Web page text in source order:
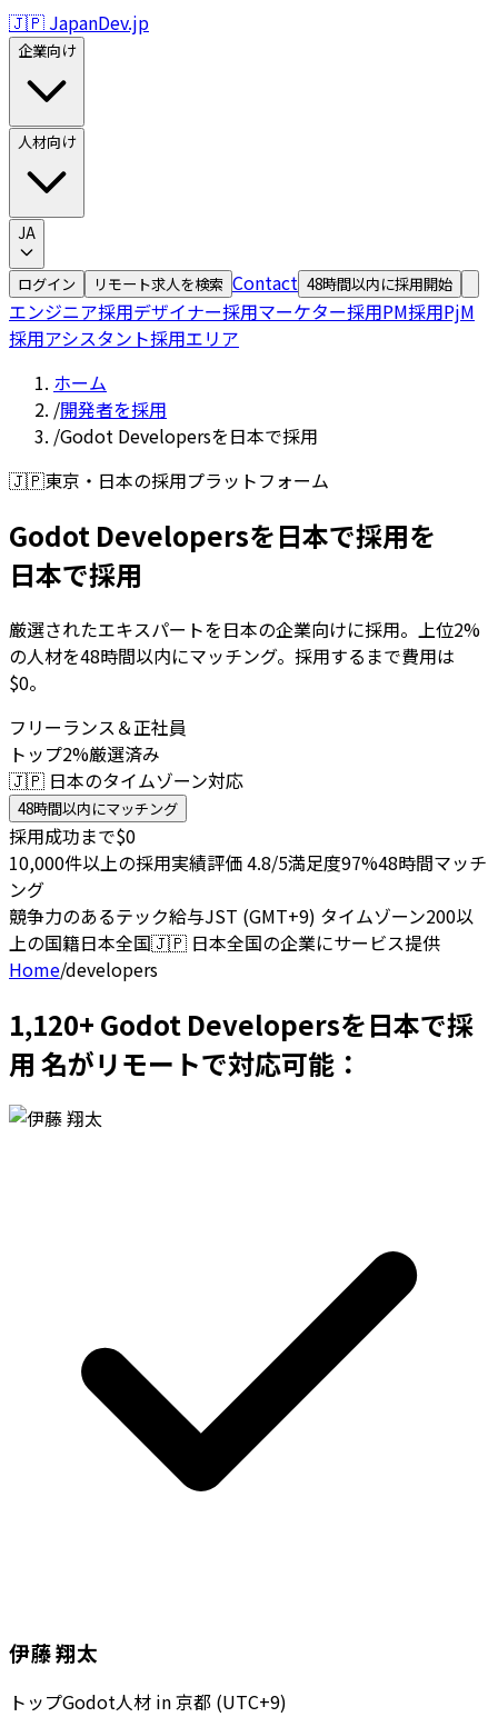
🇯🇵 JapanDev.jp
企業向け
人材向け
JA
ログイン リモート求人を検索 Contact 48時間以内に採用開始
エンジニア採用デザイナー採用マーケター採用PM採用PjM
採用アシスタント採用エリア
ホーム
/開発者を採用
/Godot Developersを日本で採用
🇯🇵東京・日本の採用プラットフォーム
Godot Developersを日本で採用を
日本で採用
厳選されたエキスパートを日本の企業向けに採用。上位2%
の人材を48時間以内にマッチング。採用するまで費用は
$0。
フリーランス＆正社員
トップ2%厳選済み
🇯🇵 日本のタイムゾーン対応
48時間以内にマッチング
採用成功まで$0
10,000件以上の採用実績評価 4.8/5満足度97%48時間マッチ
ング
競争力のあるテック給与JST (GMT+9) タイムゾーン200以
上の国籍日本全国🇯🇵 日本全国の企業にサービス提供
Home/developers
1,120+ Godot Developersを日本で採
用 名がリモートで対応可能：
伊藤 翔太
トップGodot人材 in京都 (UTC+9)